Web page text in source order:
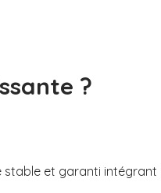
?
stable et garanti intégrant